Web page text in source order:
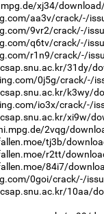
xj34/
aa3v/crack/-/
9vr2/crack/-/
q6tv/crack/-/
r1n9/crack/-/
31dy/
0j5g/crack/-/
k3wy/
io3x/crack/-/
xi9w/
2vqg/
tj3b/
r2tt/
84i7/
0goi/crack/-/
10aa/